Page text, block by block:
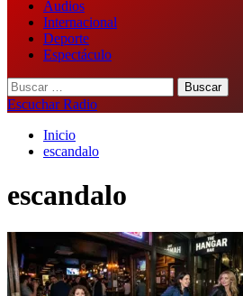
Audios
Internacional
Deporte
Espectáculo
Buscar:
Escuchar Radio
Inicio
escandalo
escandalo